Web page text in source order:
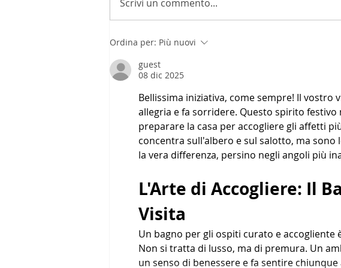
Scrivi un commento...
Ordina per: Più nuovi
guest
08 dic 2025
Bellissima iniziativa, come sempre! Il
allegria e fa sorridere. Questo spirito
preparare la casa per accogliere gli affetti
concentra sull'albero e sul salotto, ma sono
la vera differenza, persino negli angoli più
L'Arte di Accogliere: Il
Visita
Un bagno per gli ospiti curato e
Non si tratta di lusso, ma di premura. Un
un senso di benessere e fa sentire